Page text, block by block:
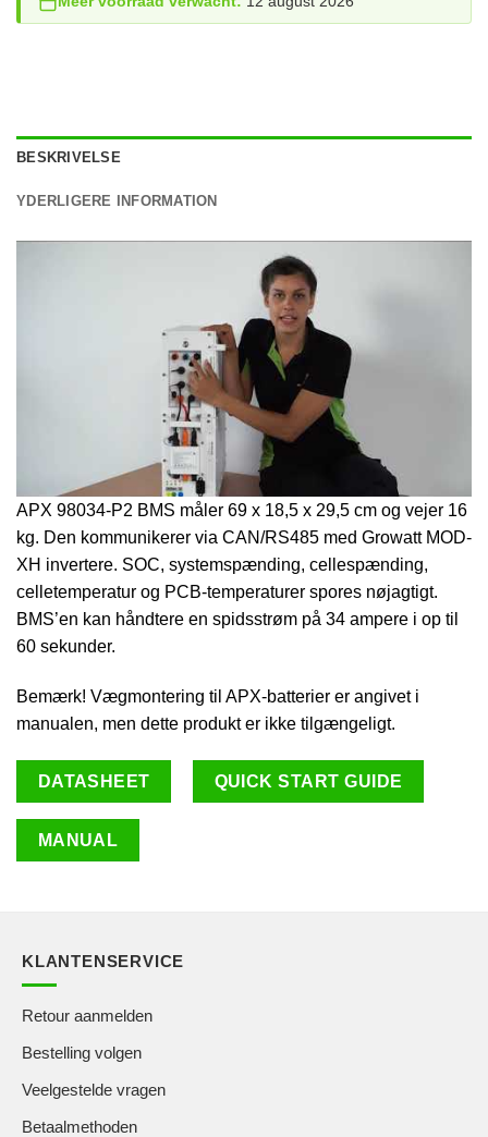
BESKRIVELSE
YDERLIGERE INFORMATION
APX 98034-P2 BMS måler 69 x 18,5 x 29,5 cm og vejer 16
kg. Den kommunikerer via CAN/RS485 med Growatt MOD-
XH invertere. SOC, systemspænding, cellespænding,
celletemperatur og PCB-temperaturer spores nøjagtigt.
BMS’en kan håndtere en spidsstrøm på 34 ampere i op til
60 sekunder.
Bemærk! Vægmontering til APX-batterier er angivet i
manualen, men dette produkt er ikke tilgængeligt.
DATASHEET QUICK START GUIDE
MANUAL
KLANTENSERVICE
Retour aanmelden
Bestelling volgen
Veelgestelde vragen
Betaalmethoden